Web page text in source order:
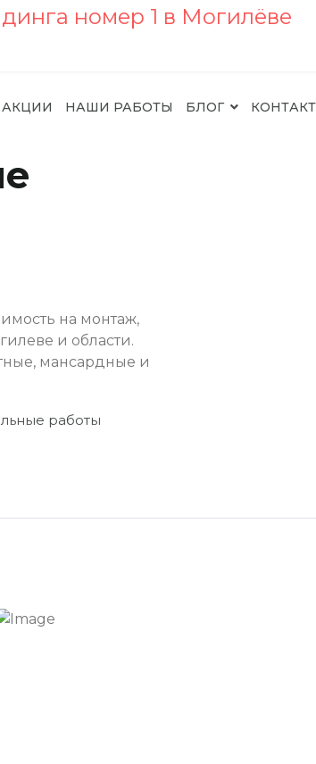
АКЦИИ НАШИ РАБОТЫ БЛОГ
на монтаж,
и области.
мансардные и
работы